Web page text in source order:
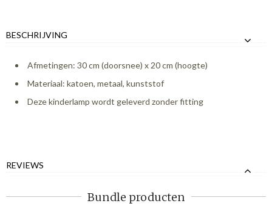
BESCHRIJVING
Afmetingen: 30 cm (doorsnee) x 20 cm (hoogte)
Materiaal: katoen, metaal, kunststof
Deze kinderlamp wordt geleverd zonder fitting
REVIEWS
Bundle producten